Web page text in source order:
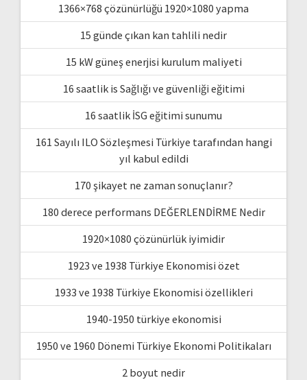
1366×768 çözünürlüğü 1920×1080 yapma
15 günde çıkan kan tahlili nedir
15 kW güneş enerjisi kurulum maliyeti
16 saatlik is Sağlığı ve güvenliği eğitimi
16 saatlik İSG eğitimi sunumu
161 Sayılı ILO Sözleşmesi Türkiye tarafından hangi
yıl kabul edildi
170 şikayet ne zaman sonuçlanır?
180 derece performans DEĞERLENDİRME Nedir
1920×1080 çözünürlük iyimidir
1923 ve 1938 Türkiye Ekonomisi özet
1933 ve 1938 Türkiye Ekonomisi özellikleri
1940-1950 türkiye ekonomisi
1950 ve 1960 Dönemi Türkiye Ekonomi Politikaları
2 boyut nedir